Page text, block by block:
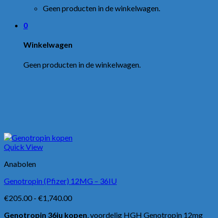
Geen producten in de winkelwagen.
0
Winkelwagen
Geen producten in de winkelwagen.
Quick View
Anabolen
Genotropin (Pfizer) 12MG – 36IU
€205.00 - €1,740.00Prijsklasse:
tot
Genotropin 36iu kopen, voordelig HGH Genotropin 12mg